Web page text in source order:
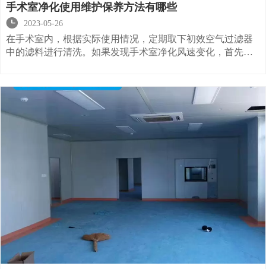
手术室净化使用维护保养方法有哪些

2023-05-26
在手术室内，根据实际使用情况，定期取下初效空气过滤器
中的滤料进行清洗。如果发现手术室净化风速变化，首先要
中的无纺布要拆下清洗或更换。